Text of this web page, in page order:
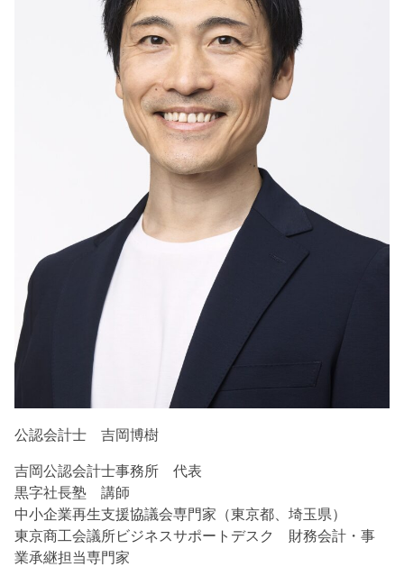
公認会計士 吉岡博樹
吉岡公認会計士事務所 代表
黒字社長塾 講師
中小企業再生支援協議会専門家（東京都、埼玉県）
東京商工会議所ビジネスサポートデスク 財務会計・事
業承継担当専門家